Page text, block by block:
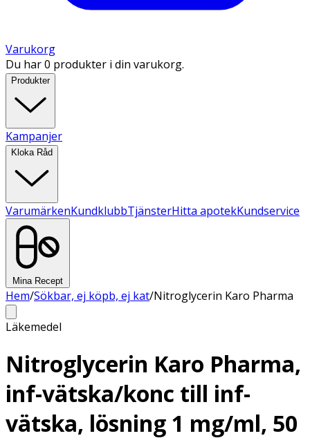
Varukorg
Du har 0 produkter i din varukorg.
Produkter
Kampanjer
Kloka Råd
VarumärkenKundklubbTjänsterHitta apotekKundservice
Mina Recept
Hem/Sökbar, ej köpb, ej kat/Nitroglycerin Karo Pharma
Läkemedel
Nitroglycerin Karo Pharma,
inf-vätska/konc till inf-
vätska, lösning 1 mg/ml, 50